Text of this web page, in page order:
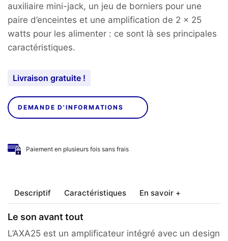
auxiliaire mini-jack, un jeu de borniers pour une
paire d’enceintes et une amplification de 2 x 25
watts pour les alimenter : ce sont là ses principales
caractéristiques.
Livraison gratuite !
DEMANDE D'INFORMATIONS
Paiement en plusieurs fois sans frais
Descriptif Caractéristiques En savoir +
Le son avant tout
L’AXA25 est un amplificateur intégré avec un design